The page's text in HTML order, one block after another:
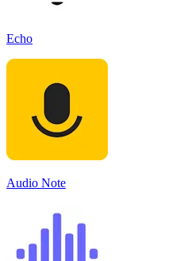
Echo
Audio Note